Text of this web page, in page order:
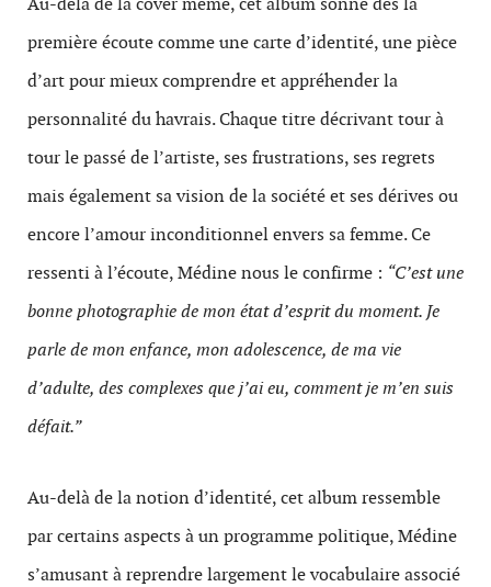
première écoute comme une carte d’identité, une pièce
d’art pour mieux comprendre et appréhender la
personnalité du havrais. Chaque titre décrivant tour à
tour le passé de l’artiste, ses frustrations, ses regrets
mais également sa vision de la société et ses dérives ou
encore l’amour inconditionnel envers sa femme. Ce
ressenti à l’écoute, Médine nous le confirme : “C’est une
bonne photographie de mon état d’esprit du moment. Je
parle de mon enfance, mon adolescence, de ma vie
d’adulte, des complexes que j’ai eu, comment je m’en suis
défait.”
Au-delà de la notion d’identité, cet album ressemble
par certains aspects à un programme politique, Médine
s’amusant à reprendre largement le vocabulaire associé